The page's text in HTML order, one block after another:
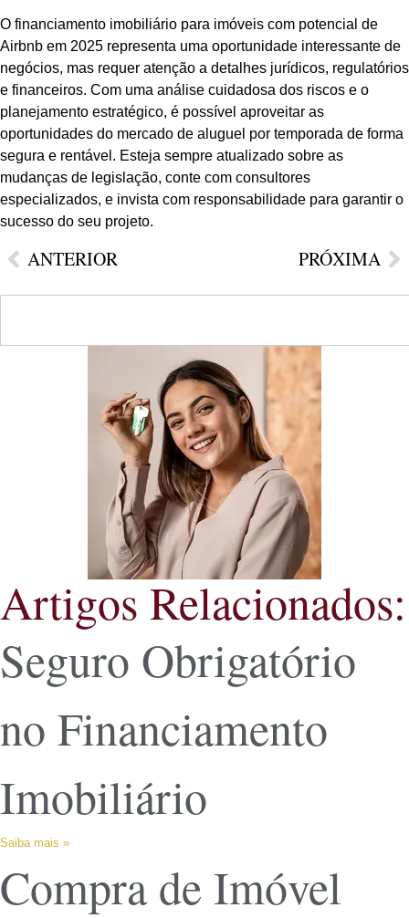
O financiamento imobiliário para imóveis com potencial de
Airbnb em 2025 representa uma oportunidade interessante de
negócios, mas requer atenção a detalhes jurídicos, regulatórios
e financeiros. Com uma análise cuidadosa dos riscos e o
planejamento estratégico, é possível aproveitar as
oportunidades do mercado de aluguel por temporada de forma
segura e rentável. Esteja sempre atualizado sobre as
mudanças de legislação, conte com consultores
especializados, e invista com responsabilidade para garantir o
sucesso do seu projeto.
ANTERIOR PRÓXIMA
Artigos Relacionados:
Seguro Obrigatório
no Financiamento
Imobiliário
Saiba mais »
Compra de Imóvel